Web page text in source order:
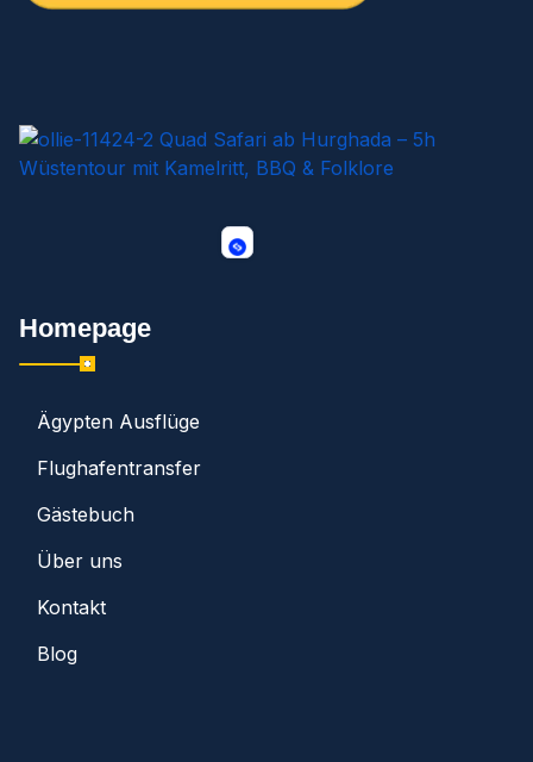
Homepage
Ägypten Ausflüge
Flughafentransfer
Gästebuch
Über uns
Kontakt
Blog